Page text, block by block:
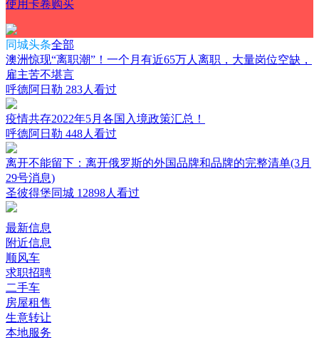
使用卡卷购买
同城头条全部
澳洲惊现“离职潮”！一个月有近65万人离职，大量岗位空缺，
雇主苦不堪言
呼德阿日勒 283人看过
疫情共存2022年5月各国入境政策汇总！
呼德阿日勒 448人看过
离开不能留下：离开俄罗斯的外国品牌和品牌的完整清单(3月
29号消息)
圣彼得堡同城 12898人看过
最新信息
附近信息
顺风车
求职招聘
二手车
房屋租售
生意转让
本地服务